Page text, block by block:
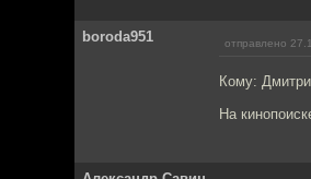
boroda951 отправлено
Кому:
На